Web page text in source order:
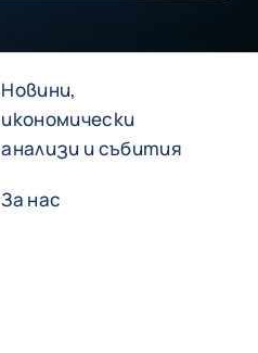
Новини,
икономически
анализи и събития
За нас